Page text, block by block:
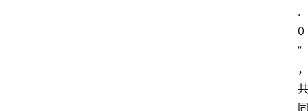
.
0
”
，
共
同